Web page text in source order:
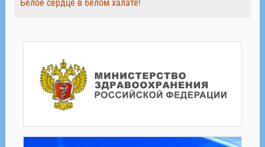
Белое сердце в белом халате!